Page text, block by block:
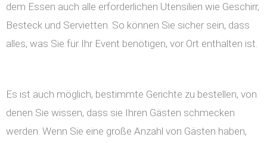
dem Essen auch alle erforderlichen Utensilien wie Geschirr,
Besteck und Servietten. So können Sie sicher sein, dass
alles, was Sie für Ihr Event benötigen, vor Ort enthalten ist.
Es ist auch möglich, bestimmte Gerichte zu bestellen, von
denen Sie wissen, dass sie Ihren Gästen schmecken
werden. Wenn Sie eine große Anzahl von Gästen haben,